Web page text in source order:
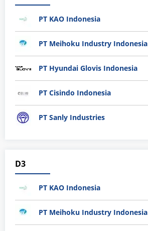
PT KAO Indonesia
PT Meihoku Industry Indonesia
PT Hyundai Glovis Indonesia
PT Cisindo Indonesia
PT Sanly Industries
D3
PT KAO Indonesia
PT Meihoku Industry Indonesia